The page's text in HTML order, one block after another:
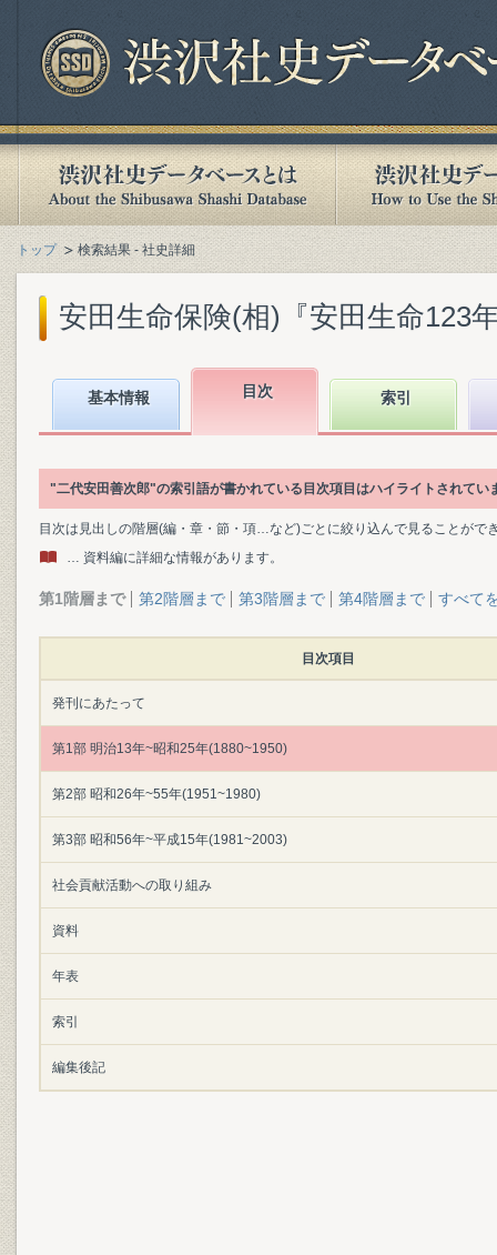
トップ 検索結果 - 社史詳細
安田生命保険(相)『安田生命123
基本情報 目次 索引
"二代安田善次郎"の索引語が書かれている目次項目はハイライトされてい
目次は見出しの階層(編・章・節・項…など)ごとに絞り込んで見ることがで
… 資料編に詳細な情報があります。
第1階層まで 第2階層まで 第3階層まで 第4階層まで すべて
目次項目
発刊にあたって
第1部 明治13年~昭和25年(1880~1950)
第2部 昭和26年~55年(1951~1980)
第3部 昭和56年~平成15年(1981~2003)
社会貢献活動への取り組み
資料
年表
索引
編集後記